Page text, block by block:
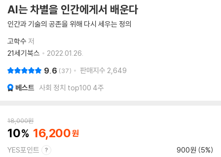
AI는 차별을 인간에게서 배운다
인간과 기술의 공존을 위해 다시 세우는 정의
고학수 저
21세기북스
2022.01.26.
9.6 37 판매지수 2,649
베스트 사회 정치 top100 4주
18,000원
10 16,200
YES포인트 900원 (5%)